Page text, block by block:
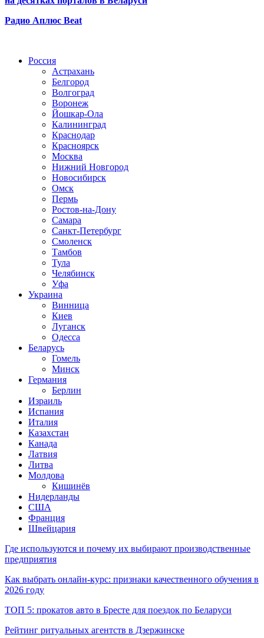
Радио Аплюс Beat
Россия
Астрахань
Белгород
Волгоград
Воронеж
Йошкар-Ола
Калининград
Краснодар
Красноярск
Москва
Нижний Новгород
Новосибирск
Омск
Пермь
Ростов-на-Дону
Самара
Санкт-Петербург
Смоленск
Тамбов
Тула
Челябинск
Уфа
Украина
Винница
Киев
Луганск
Одесса
Беларусь
Гомель
Минск
Германия
Берлин
Израиль
Испания
Италия
Казахстан
Канада
Латвия
Литва
Молдова
Кишинёв
Нидерланды
США
Франция
Швейцария
Где используются и почему их выбирают производственные
предприятия
Как выбрать онлайн-курс: признаки качественного обучения в
2026 году
ТОП 5: прокатов авто в Бресте для поездок по Беларуси
Рейтинг ритуальных агентств в Дзержинске